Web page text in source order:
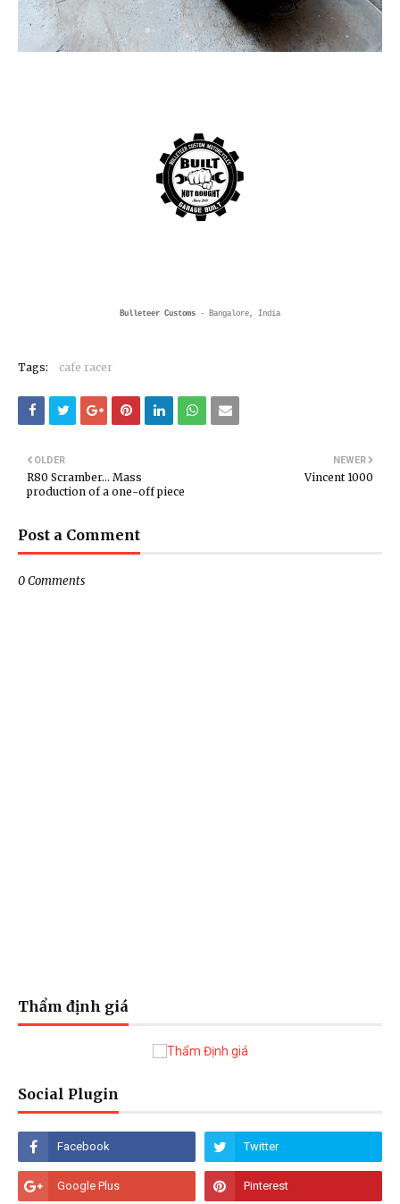
Bulleteer Customs - Bangalore, India
Tags: cafe racer
NEWER
Vincent 1000
OLDER
R80 Scramber... Mass
production of a one-off piece
Post a Comment
0 Comments
Thẩm định giá
Social Plugin